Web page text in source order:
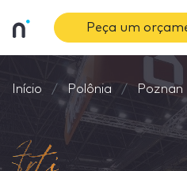
Peça um
Início Polônia Poznan